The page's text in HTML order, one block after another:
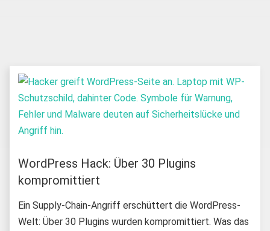
WordPress Hack: Über 30 Plugins
kompromittiert
Ein Supply-Chain-Angriff erschüttert die WordPress-
Welt: Über 30 Plugins wurden kompromittiert. Was das